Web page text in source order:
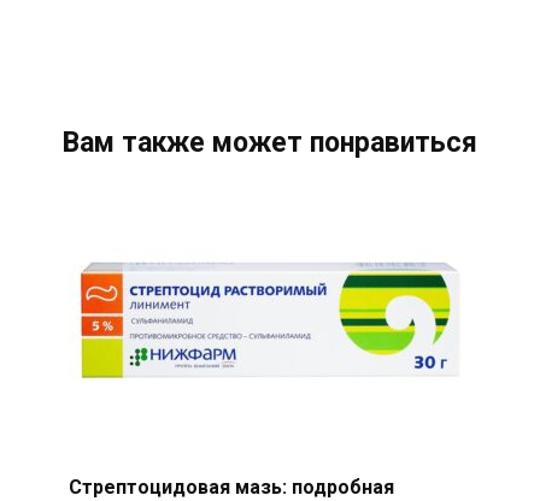
Вам также может понравиться
Стрептоцидовая мазь: подробная